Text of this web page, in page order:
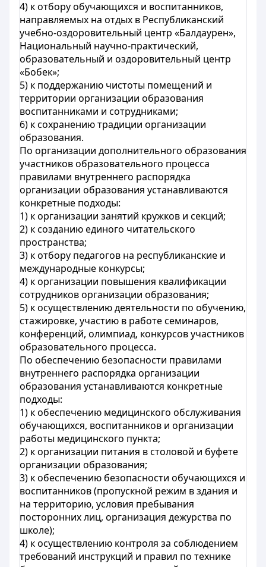
4) к отбору обучающихся и воспитанников,
направляемых на отдых в Республиканский
учебно-оздоровительный центр «Балдаурен»,
Национальный научно-практический,
образовательный и оздоровительный центр
«Бобек»;
5) к поддержанию чистоты помещений и
территории организации образования
воспитанниками и сотрудниками;
6) к сохранению традиции организации
образования.
По организации дополнительного образования
участников образовательного процесса
правилами внутреннего распорядка
организации образования устанавливаются
конкретные подходы:
1) к организации занятий кружков и секций;
2) к созданию единого читательского
пространства;
3) к отбору педагогов на республиканские и
международные конкурсы;
4) к организации повышения квалификации
сотрудников организации образования;
5) к осуществлению деятельности по обучению,
стажировке, участию в работе семинаров,
конференций, олимпиад, конкурсов участников
образовательного процесса.
По обеспечению безопасности правилами
внутреннего распорядка организации
образования устанавливаются конкретные
подходы:
1) к обеспечению медицинского обслуживания
обучающихся, воспитанников и организации
работы медицинского пункта;
2) к организации питания в столовой и буфете
организации образования;
3) к обеспечению безопасности обучающихся и
воспитанников (пропускной режим в здания и
на территорию, условия пребывания
посторонних лиц, организация дежурства по
школе);
4) к осуществлению контроля за соблюдением
требований инструкций и правил по технике